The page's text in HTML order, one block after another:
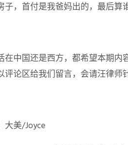
子，首付是我爸妈出的，最后算
在中国还是西方，都希望本期
评论区给我们留言，会请汪律师
大美/Joyce